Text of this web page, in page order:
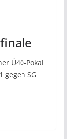
Ü40-Pokal
gegen SG